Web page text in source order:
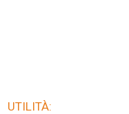
UTILITÀ: